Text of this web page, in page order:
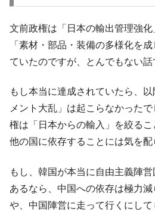
文前政権は「日本の輸出管理強化
「素材・部品・装備の多様化を
ていたのですが、とんでもない話
もし本当に達成されていたら、
メント大乱」は起こらなかった
権は「日本からの輸入」を絞るこ
他の国に依存することには気を配
もし、韓国が本当に自由主義陣
あるなら、中国への依存は極力
や、中国陣営に走って行くにし